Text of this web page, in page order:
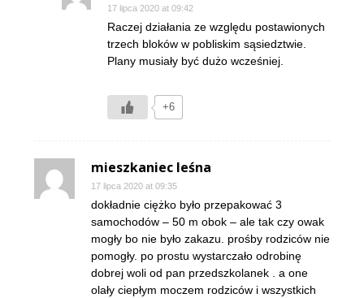
17 lipca 2020 at 09:42
Raczej działania ze względu postawionych
trzech bloków w pobliskim sąsiedztwie.
Plany musiały być dużo wcześniej.
+6
mieszkaniec leśna
17 lipca 2020 at 09:35
dokładnie ciężko było przepakować 3
samochodów – 50 m obok – ale tak czy owak
mogły bo nie było zakazu. prośby rodziców nie
pomogły. po prostu wystarczało odrobinę
dobrej woli od pan przedszkolanek . a one
olały ciepłym moczem rodziców i wszystkich